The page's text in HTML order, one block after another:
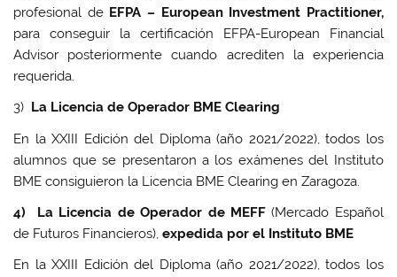
profesional de EFPA – European Investment Practitioner,
para conseguir la certificación EFPA-European Financial
Advisor posteriormente cuando acrediten la experiencia
requerida.
3)
La Licencia de Operador BME Clearing
En la XXIII Edición del Diploma (año 2021/2022), todos los
alumnos que se presentaron a los exámenes del Instituto
BME consiguieron la Licencia BME Clearing en Zaragoza.
4)
La Licencia de Operador de MEFF (Mercado Español
de Futuros Financieros),expedida por el Instituto BME
En la XXIII Edición del Diploma (año 2021/2022), todos los